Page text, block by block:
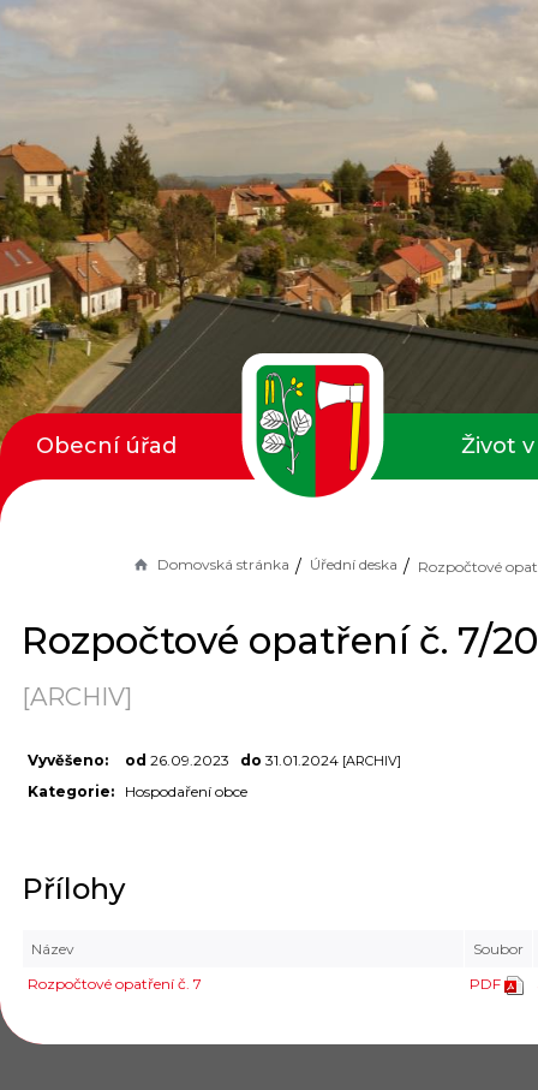
Domovská stránka Úřední deska
Rozpočtové opatření č. 7/
[ARCHIV]
Vyvěšeno: od 26.09.2023 do 31.01.2024 [ARCHIV]
Kategorie: Hospodaření obce
Přílohy
Název
Soubor
Rozpočtové opatření č. 7
PDF
Obecní úřad Život